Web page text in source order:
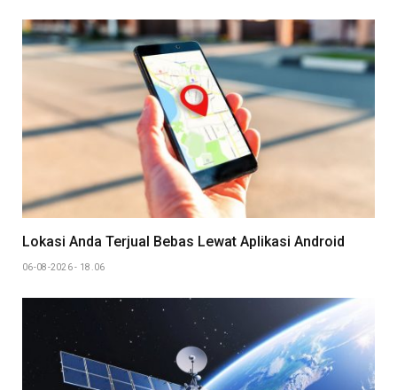
Lokasi Anda Terjual Bebas Lewat Aplikasi Android
06-08-2026 - 18.06